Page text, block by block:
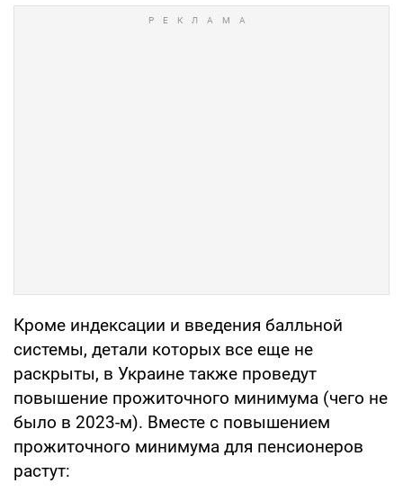
Кроме индексации и введения балльной
системы, детали которых все еще не
раскрыты, в Украине также проведут
повышение прожиточного минимума (чего не
было в 2023-м). Вместе с повышением
прожиточного минимума для пенсионеров
растут: